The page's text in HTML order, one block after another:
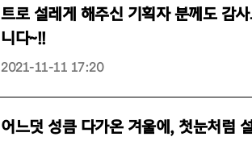
트로 설레게 해주신 기획자 분께도 감
니다~!!
2021-11-11 17:20
어느덧 성큼 다가온 겨울에, 첫눈처럼